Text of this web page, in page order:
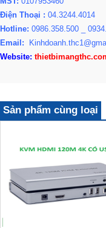
Điện Thoại : 04.3244.4014
Hotline: 0986.358.500 _
Email:
Website:
Sản phẩm cùng loại